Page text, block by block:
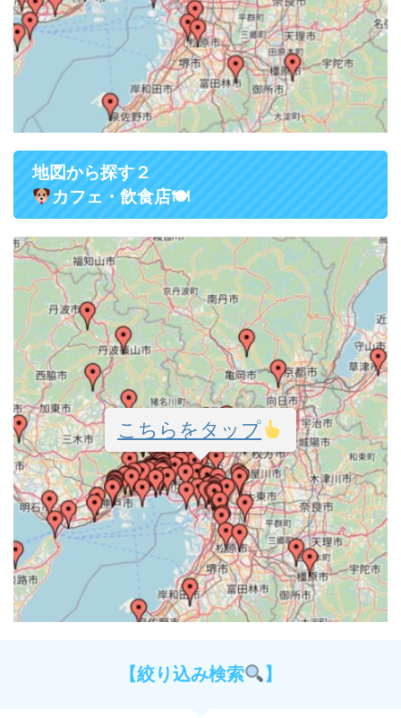
地図から探す２
カフェ・飲食店🍽
こちらをタップ
【絞り込み検索 】